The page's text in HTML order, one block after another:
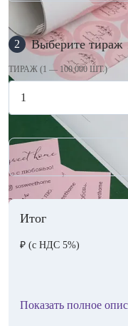
2 Выберите тираж
ТИРАЖ (1 — 100 000 ШТ.)
Итог
₽ (с НДС 5%)
Показать полное